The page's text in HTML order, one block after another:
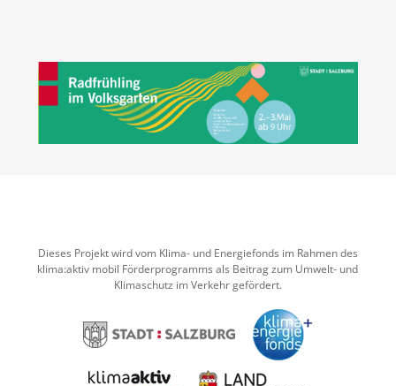
Dieses Projekt wird vom Klima- und Energiefonds im Rahmen des
klima:aktiv mobil Förderprogramms als Beitrag zum Umwelt- und
Klimaschutz im Verkehr gefördert.